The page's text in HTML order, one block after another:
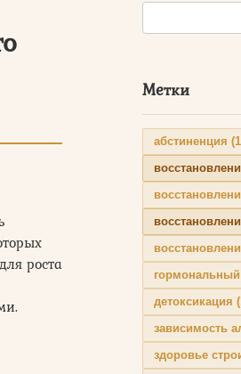
роста
Поиск:
Метки
абстиненция
детоксикация
зависимость
здоровье